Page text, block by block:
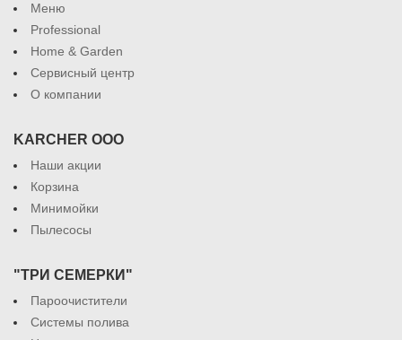
Меню
Professional
Home & Garden
Сервисный центр
О компании
KARCHER ООО
Наши акции
Корзина
Минимойки
Пылесосы
"ТРИ СЕМЕРКИ"
Пароочистители
Системы полива